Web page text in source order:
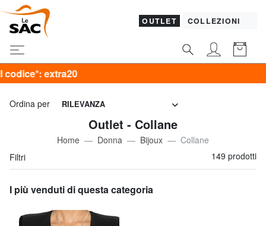
OUTLET COLLEZIONI
Ordina per RILEVANZA
Outlet - Collane
Home Donna Bijoux
Collane
Filtri
149 prodotti
I più venduti di questa categoria